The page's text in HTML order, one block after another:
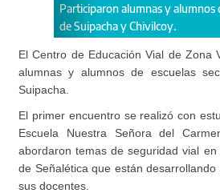
y alumnos de escuelas secundarias
El Centro de Educación Vial de Zona
alumnas y alumnos de escuelas
Suipacha.
El primer encuentro se realizó con
Escuela Nuestra Señora del
abordaron temas de seguridad vial
de Señalética que están
sus docentes.